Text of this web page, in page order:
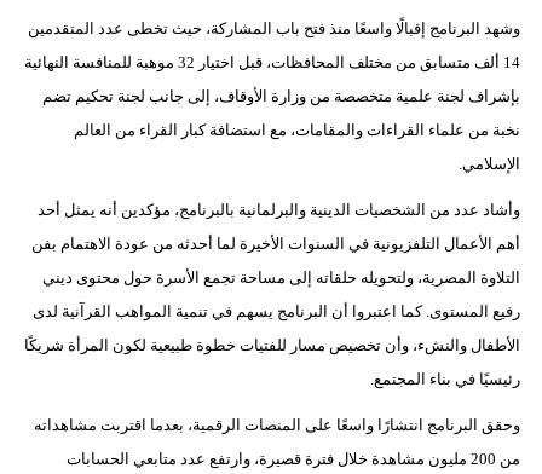
وشهد البرنامج إقبالًا واسعًا منذ فتح باب المشاركة، حيث تخطى عدد المتقدمين
14 ألف متسابق من مختلف المحافظات، قبل اختيار 32 موهبة للمنافسة النهائية
بإشراف لجنة علمية متخصصة من وزارة الأوقاف، إلى جانب لجنة تحكيم تضم
نخبة من علماء القراءات والمقامات، مع استضافة كبار القراء من العالم
الإسلامي.
وأشاد عدد من الشخصيات الدينية والبرلمانية بالبرنامج، مؤكدين أنه يمثل أحد
أهم الأعمال التلفزيونية في السنوات الأخيرة لما أحدثه من عودة الاهتمام بفن
التلاوة المصرية، ولتحويله حلقاته إلى مساحة تجمع الأسرة حول محتوى ديني
رفيع المستوى. كما اعتبروا أن البرنامج يسهم في تنمية المواهب القرآنية لدى
الأطفال والنشء، وأن تخصيص مسار للفتيات خطوة طبيعية لكون المرأة شريكًا
رئيسيًا في بناء المجتمع.
وحقق البرنامج انتشارًا واسعًا على المنصات الرقمية، بعدما اقتربت مشاهداته
من 200 مليون مشاهدة خلال فترة قصيرة، وارتفع عدد متابعي الحسابات